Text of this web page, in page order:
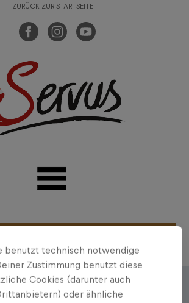
ZURÜCK ZUR STARTSEITE
benutzt technisch notwendige
Zustimmung benutzt diese
Cookies (darunter auch
oder ähnliche